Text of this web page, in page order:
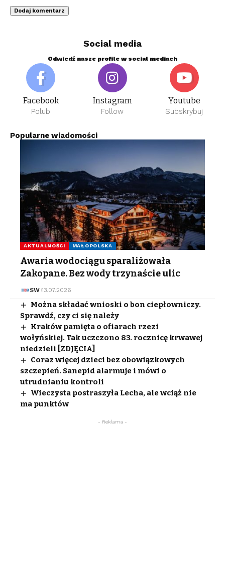
Social media
Odwiedź nasze profile w social mediach
Facebook
Polub
Instagram
Follow
Youtube
Subskrybuj
Popularne wiadomości
AKTUALNOŚCI MAŁOPOLSKA
Awaria wodociągu sparaliżowała
Zakopane. Bez wody trzynaście ulic
SW 13.07.2026
Można składać wnioski o bon ciepłowniczy.
Sprawdź, czy ci się należy
Kraków pamięta o ofiarach rzezi
wołyńskiej. Tak uczczono 83. rocznicę krwawej
niedzieli [ZDJĘCIA]
Coraz więcej dzieci bez obowiązkowych
szczepień. Sanepid alarmuje i mówi o
utrudnianiu kontroli
Wieczysta postraszyła Lecha, ale wciąż nie
ma punktów
- Reklama -